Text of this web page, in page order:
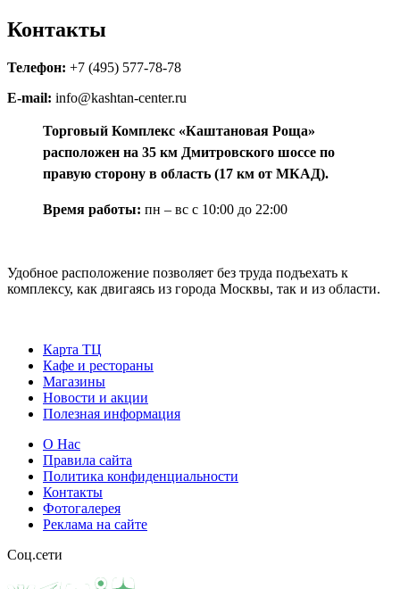
Контакты
Телефон: +7 (495) 577-78-78
E-mail: info@kashtan-center.ru
Торговый Комплекс «Каштановая Роща»
расположен на 35 км Дмитровского шоссе по
правую сторону в область (17 км от МКАД).
Время работы: пн – вс с 10:00 до 22:00
Удобное расположение позволяет без труда подъехать к
комплексу, как двигаясь из города Москвы, так и из области.
Карта ТЦ
Кафе и рестораны
Магазины
Новости и акции
Полезная информация
О Нас
Правила сайта
Политика конфиденциальности
Контакты
Фотогалерея
Реклама на сайте
Соц.сети